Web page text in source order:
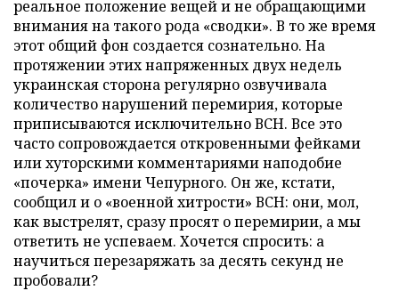
реальное положение вещей и не обращающими
внимания на такого рода «сводки». В то же время
этот общий фон создается сознательно. На
протяжении этих напряженных двух недель
украинская сторона регулярно озвучивала
количество нарушений перемирия, которые
приписываются исключительно ВСН. Все это
часто сопровождается откровенными фейками
или хуторскими комментариями наподобие
«почерка» имени Чепурного. Он же, кстати,
сообщил и о «военной хитрости» ВСН: они, мол,
как выстрелят, сразу просят о перемирии, а мы
ответить не успеваем. Хочется спросить: а
научиться перезаряжать за десять секунд не
пробовали?